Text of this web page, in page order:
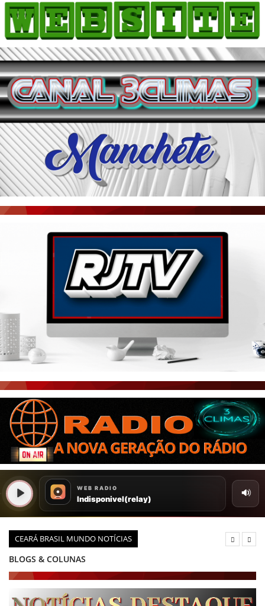
CEARÁ BRASIL MUNDO NOTÍCIAS
BLOGS & COLUNAS
PODCAST - PONTO DE VISTA
HOME
COMO ANUNCIAR
JORNAIS DO BRASIL
PODCAST/NOTÍCIAS
AS NOTÍCIAS DO DIA
ACONTECEU...VIROU MANCHETE!
BLOGS & COLUNAS
AGÊNCIA DE NOTÍCIAS
CNN BRASIL
PORTAL CEARÁ
ÚLTIMAS POSTAGENS
BOAS NOTÍCIAS...VIRAM MANCHETE!
CEARÁ BRASIL NOTÍCIAS
CEARÁ BRASIL MUNDO 1
BRASIL DE FATO
NOTÍCIAS GERAIS
CONECTE-SE
REGISTO